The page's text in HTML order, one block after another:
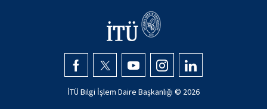
İTÜ Bilgi İşlem Daire Başkanlığı © 2026